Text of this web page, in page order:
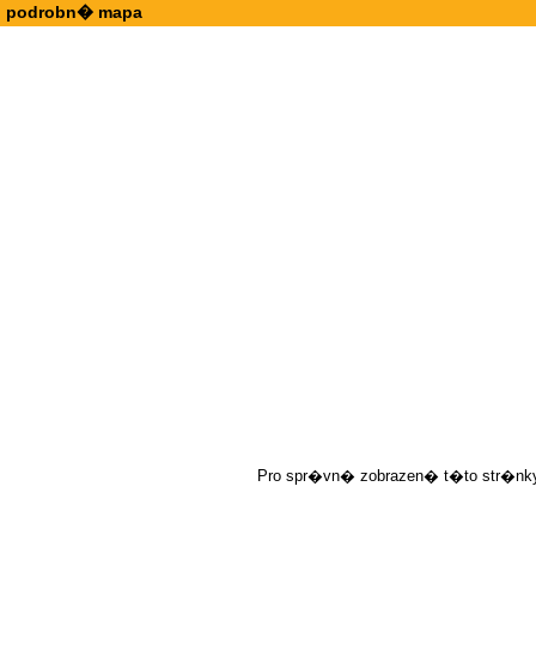
podrobn� mapa
Pro spr�vn� zobrazen� t�to